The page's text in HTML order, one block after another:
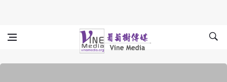
Vine Media
葡萄樹傳媒